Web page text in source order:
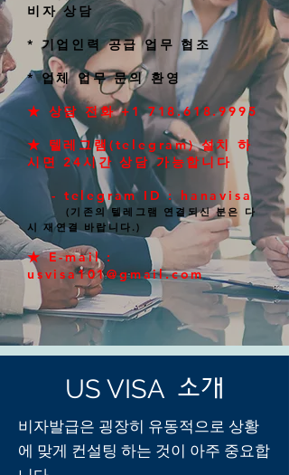
비자 상담
* 기업인력 공급 업무 협조
* 업체 업무 문의 환영
★ 상담 전화+1 718.618.9995
★ 텔레그램(telegram) 설치 하
시면 24시간 상담 가능합니다
- telegram ID : hanavisa
(기존의 텔레그램 연결되신 분은 다
시 재연결 바랍니다.)
★ E-mail :
usvisa101@gmail.com
US VISA 소개
비자발급은 굉장히 유동적으로 상황
에 맞게 컨설팅 하는 것이 아주 중요합